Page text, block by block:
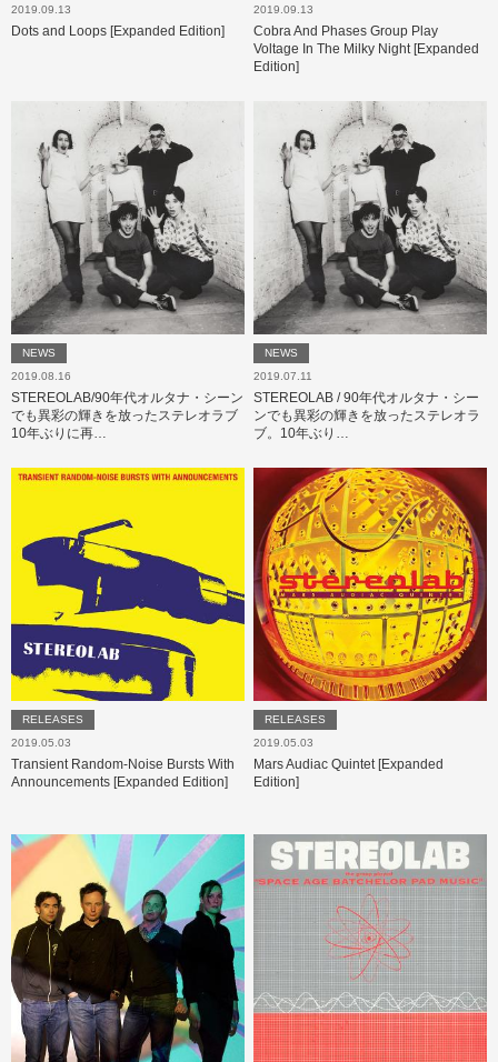
2019.09.13
Dots and Loops [Expanded Edition]
2019.09.13
Cobra And Phases Group Play
Voltage In The Milky Night [Expanded
Edition]
NEWS
2019.08.16
STEREOLAB/90年代オルタナ・シーン
でも異彩の輝きを放ったステレオラブ
10年ぶりに再…
NEWS
2019.07.11
STEREOLAB / 90年代オルタナ・シー
ンでも異彩の輝きを放ったステレオラ
ブ。10年ぶり…
RELEASES
2019.05.03
Transient Random-Noise Bursts With
Announcements [Expanded Edition]
RELEASES
2019.05.03
Mars Audiac Quintet [Expanded
Edition]